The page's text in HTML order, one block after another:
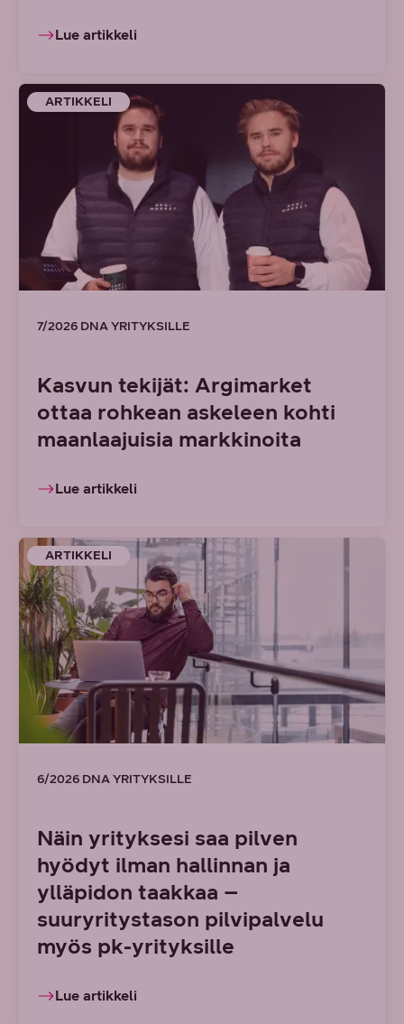
Lue artikkeli
ARTIKKELI
7/2026 DNA YRITYKSILLE
Kasvun tekijät: Argimarket
ottaa rohkean askeleen kohti
maanlaajuisia markkinoita
Lue artikkeli
ARTIKKELI
6/2026 DNA YRITYKSILLE
Näin yrityksesi saa pilven
hyödyt ilman hallinnan ja
ylläpidon taakkaa –
suuryritystason pilvipalvelu
myös pk-yrityksille
Lue artikkeli